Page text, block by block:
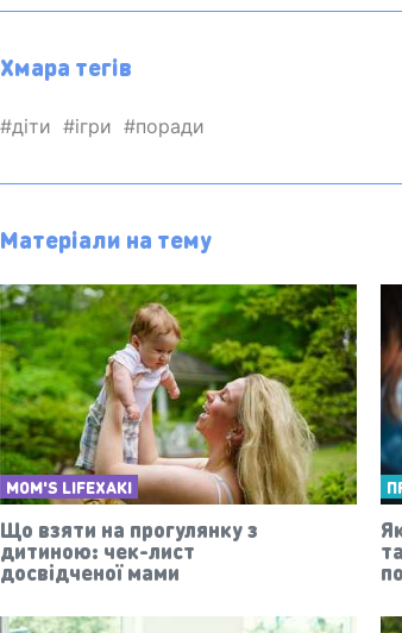
Хмара тегів
діти ігри поради
Матеріали на тему
MOM'S LIFEХАКІ
Що взяти на прогулянку з
дитиною: чек-лист
досвідченої мами